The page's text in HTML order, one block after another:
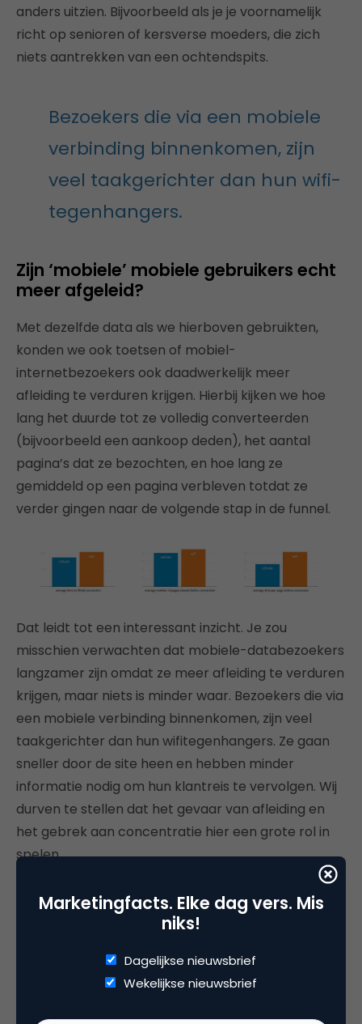
anders uitzien. Bijvoorbeeld als je je voornamelijk
richt op senioren of kersverse moeders, die zich
niets aantrekken van een ochtendspits.
Bezoekers die via een mobiele
verbinding binnenkomen, zijn
veel taakgerichter dan hun wifi-
tegenhangers.
Zijn ‘mobiele’ mobiele gebruikers echt
meer afgeleid?
Met dezelfde data als we hierboven gebruikten,
konden we ook toetsen of mobiel-
internetbezoekers ook daadwerkelijk meer
afleiding te verduren krijgen. Hierbij kijken we hoe
lang het duurde tot ze volledig converteerden
(bijvoorbeeld een aankoop deden), het aantal
pagina’s dat ze bezochten, en hoe lang ze
gemiddeld op een pagina verbleven totdat ze
verder gingen naar de volgende stap in de funnel.
Dat leidt tot een interessant inzicht. Je zou
misschien verwachten dat mobiele-databezoekers
langzamer zijn omdat ze meer afleiding te verduren
krijgen, maar niets is minder waar. Bezoekers die via
een mobiele verbinding binnenkomen, zijn veel
taakgerichter dan hun wifitegenhangers. Ze gaan
sneller door de site heen en hebben minder
informatie nodig om hun klantreis te vervolgen. Wij
durven te stellen dat het gevaar van afleiding en
het gebrek aan concentratie hier een grote rol in
spelen.
Onbewust versus bewust beslissen
verduidelijken, haal ik graag evenDaniel
’s boekThinking, Fast and Slow
Marketingfacts. Elke dag vers. Mis
niks!
Dagelijkse nieuwsbrief
Wekelijkse nieuwsbrief